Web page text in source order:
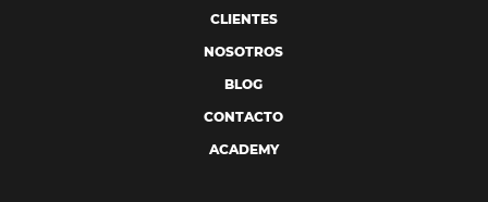
CLIENTES
NOSOTROS
BLOG
CONTACTO
ACADEMY